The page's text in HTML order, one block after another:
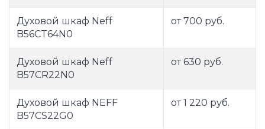
Духовой шкаф Neff
B56CT64N0
от 700 руб.
Духовой шкаф Neff
B57CR22N0
от 630 руб.
Духовой шкаф NEFF
B57CS22G0
от 1 220 руб.